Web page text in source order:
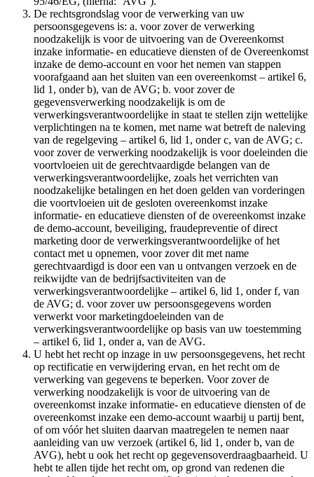
De rechtsgrondslag voor de verwerking van uw
persoonsgegevens is: a. voor zover de verwerking
noodzakelijk is voor de uitvoering van de Overeenkomst
inzake informatie- en educatieve diensten of de Overeenkomst
inzake de demo-account en voor het nemen van stappen
voorafgaand aan het sluiten van een overeenkomst – artikel 6,
lid 1, onder b), van de AVG; b. voor zover de
gegevensverwerking noodzakelijk is om de
verwerkingsverantwoordelijke in staat te stellen zijn wettelijke
verplichtingen na te komen, met name wat betreft de naleving
van de regelgeving – artikel 6, lid 1, onder c, van de AVG; c.
voor zover de verwerking noodzakelijk is voor doeleinden die
voortvloeien uit de gerechtvaardigde belangen van de
verwerkingsverantwoordelijke, zoals het verrichten van
noodzakelijke betalingen en het doen gelden van vorderingen
die voortvloeien uit de gesloten overeenkomst inzake
informatie- en educatieve diensten of de overeenkomst inzake
de demo-account, beveiliging, fraudepreventie of direct
marketing door de verwerkingsverantwoordelijke of het
contact met u opnemen, voor zover dit met name
gerechtvaardigd is door een van u ontvangen verzoek en de
reikwijdte van de bedrijfsactiviteiten van de
verwerkingsverantwoordelijke – artikel 6, lid 1, onder f, van
de AVG; d. voor zover uw persoonsgegevens worden
verwerkt voor marketingdoeleinden van de
verwerkingsverantwoordelijke op basis van uw toestemming
– artikel 6, lid 1, onder a, van de AVG.
U hebt het recht op inzage in uw persoonsgegevens, het recht
op rectificatie en verwijdering ervan, en het recht om de
verwerking van gegevens te beperken. Voor zover de
verwerking noodzakelijk is voor de uitvoering van de
overeenkomst inzake informatie- en educatieve diensten of de
overeenkomst inzake een demo-account waarbij u partij bent,
of om vóór het sluiten daarvan maatregelen te nemen naar
aanleiding van uw verzoek (artikel 6, lid 1, onder b, van de
AVG), hebt u ook het recht op gegevensoverdraagbaarheid. U
hebt te allen tijde het recht om, op grond van redenen die